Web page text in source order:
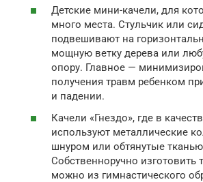
Детские мини-качели, для
много места. Стульчик или
подвешивают на
мощную ветку дерева или
опору. Главное —
получения травм ребенком
и падении.
Качели «Гнездо», где в
используют металлические
шнуром или обтянутые
Собственноручно изготовить
можно из гимнастического